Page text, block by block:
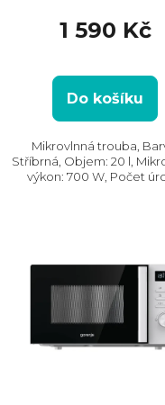
t
1 590 Kč
Do košíku
Mikrovlnná trouba,
Stříbrná, Objem: 20 l,
výkon: 700 W, Počet